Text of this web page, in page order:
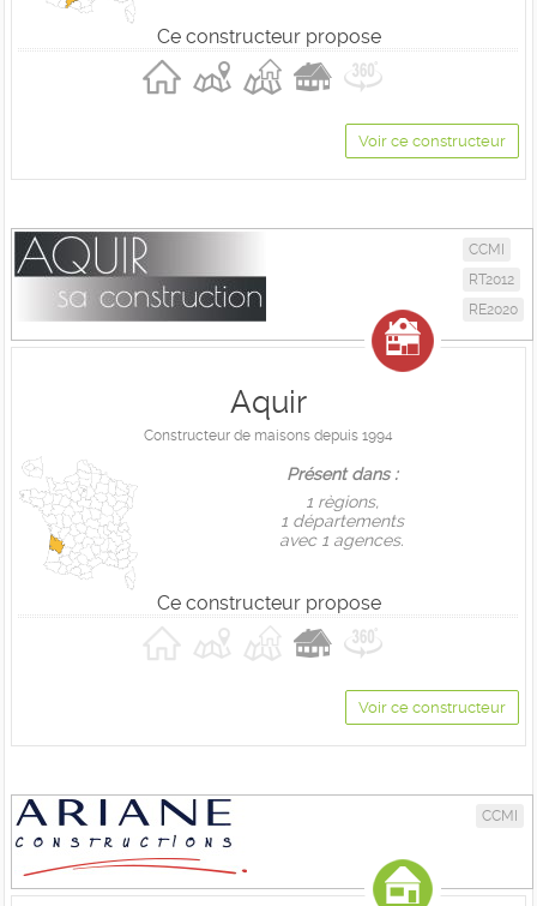
Ce constructeur propose
Voir ce constructeur
CCMI
RT2012
RE2020
Aquir
Constructeur de maisons depuis 1994
Présent dans :
1 règions,
1 départements
avec 1 agences.
Ce constructeur propose
Voir ce constructeur
CCMI